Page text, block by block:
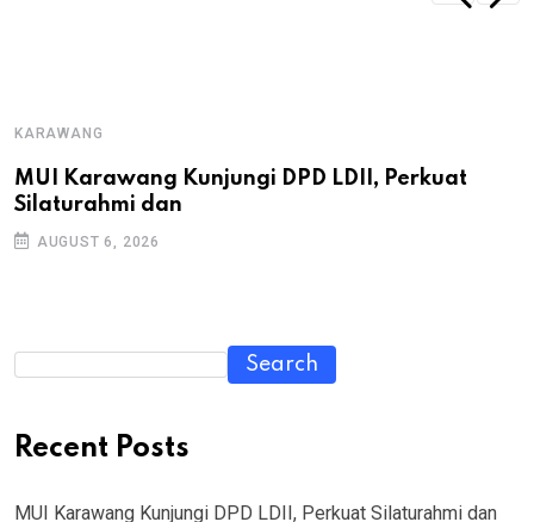
KARAWANG
MUI Karawang Kunjungi DPD LDII, Perkuat
Silaturahmi dan
AUGUST 6, 2026
Search
Recent Posts
MUI Karawang Kunjungi DPD LDII, Perkuat Silaturahmi dan